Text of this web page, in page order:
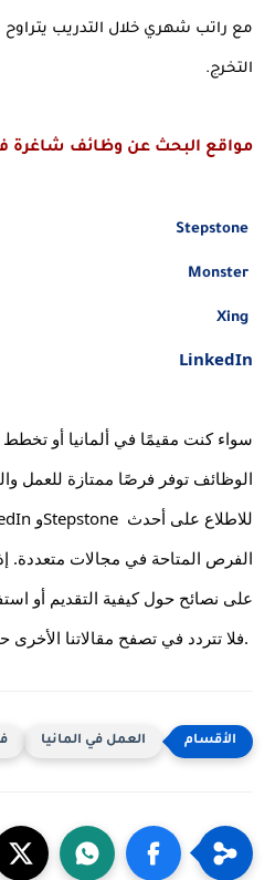
التخرج.
مواقع البحث عن وظائف شاغرة
Stepstone
Monster
Xing
LinkedIn
فلا تتردد في تصفح مقالاتنا الأخرى حول العمل في ألمانيا.
العمل في المانيا